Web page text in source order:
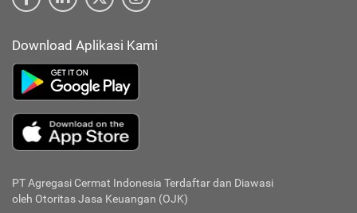
Download Aplikasi Kami
PT Agregasi Cermat Indonesia Terdaftar dan Diawasi
oleh Otoritas Jasa Keuangan (OJK)